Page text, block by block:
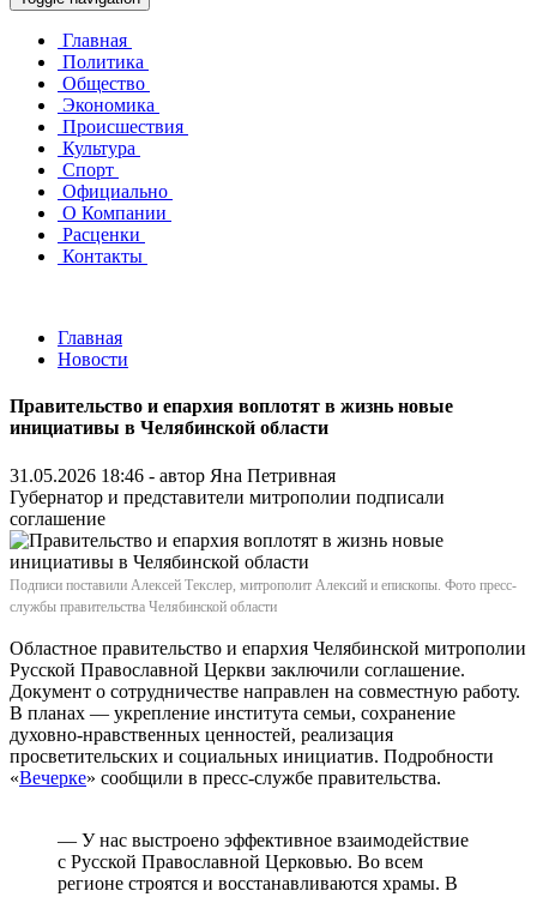
Главная
Политика
Общество
Экономика
Происшествия
Культура
Спорт
Официально
О Компании
Расценки
Контакты
Главная
Новости
Правительство и епархия воплотят в жизнь новые
инициативы в Челябинской области
31.05.2026 18:46 - автор Яна Петривная
Губернатор и представители митрополии подписали
соглашение
Подписи поставили Алексей Текслер, митрополит Алексий и епископы. Фото пресс-
службы правительства Челябинской области
Областное правительство и епархия Челябинской митрополии
Русской Православной Церкви заключили соглашение.
Документ о сотрудничестве направлен на совместную работу.
В планах — укрепление института семьи, сохранение
духовно-нравственных ценностей, реализация
просветительских и социальных инициатив. Подробности
«Вечерке» сообщили в пресс-службе правительства.
— У нас выстроено эффективное взаимодействие
с Русской Православной Церковью. Во всем
регионе строятся и восстанавливаются храмы. В